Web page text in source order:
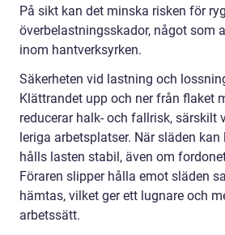
På sikt kan det minska risken för
överbelastningsskador, något som
inom hantverksyrken.
Säkerheten vid lastning och
Klättrandet upp och ner från flaket
reducerar halk- och fallrisk, särskilt
leriga arbetsplatser. När släden
hålls lasten stabil, även om
Föraren slipper hålla emot släden
hämtas, vilket ger ett lugnare och
arbetssätt.